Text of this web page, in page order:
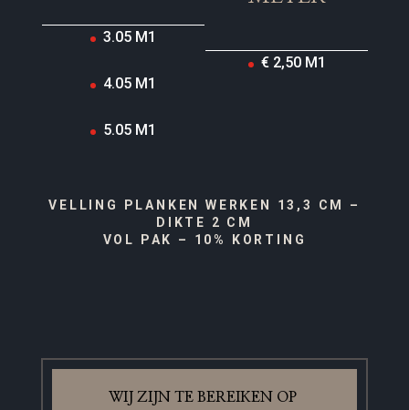
3.05 M1
4.05 M1
5.05 M1
€ 2,50 M1
VELLING PLANKEN WERKEN 13,3 CM –
DIKTE 2 CM
VOL PAK – 10% KORTING
WIJ ZIJN TE BEREIKEN OP